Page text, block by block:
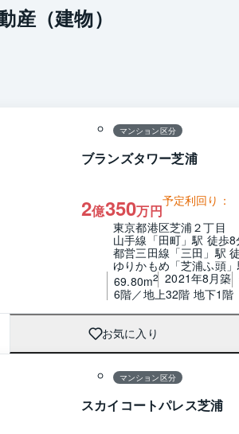
産（建物）
マンション区分
ブランズタワー芝浦
2億350万円
予定利回り：
東京都港区芝浦２丁目
山手線「田町」駅 徒歩8
都営三田線「三田」駅
ゆりかもめ「芝浦ふ頭
69.80m2 2021年8月築
6階／地上32階 地下1階
お気に入り
マンション区分
スカイコートパレス芝浦